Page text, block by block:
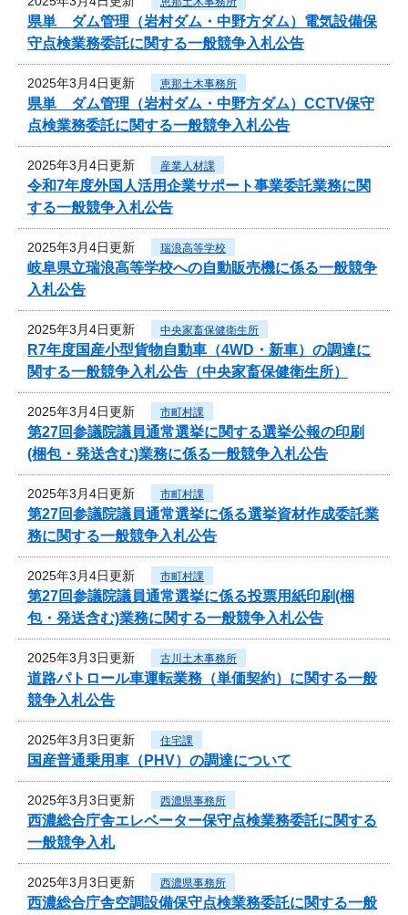
県単 ダム管理（岩村ダム・中野方ダム）電気設備保
守点検業務委託に関する一般競争入札公告
2025年3月4日更新 恵那土木事務所
県単 ダム管理（岩村ダム・中野方ダム）CCTV保守
点検業務委託に関する一般競争入札公告
2025年3月4日更新 産業人材課
令和7年度外国人活用企業サポート事業委託業務に関
する一般競争入札公告
2025年3月4日更新 瑞浪高等学校
岐阜県立瑞浪高等学校への自動販売機に係る一般競争
入札公告
2025年3月4日更新 中央家畜保健衛生所
R7年度国産小型貨物自動車（4WD・新車）の調達に
関する一般競争入札公告（中央家畜保健衛生所）
2025年3月4日更新 市町村課
第27回参議院議員通常選挙に関する選挙公報の印刷
(梱包・発送含む)業務に係る一般競争入札公告
2025年3月4日更新 市町村課
第27回参議院議員通常選挙に係る選挙資材作成委託業
務に関する一般競争入札公告
2025年3月4日更新 市町村課
第27回参議院議員通常選挙に係る投票用紙印刷(梱
包・発送含む)業務に関する一般競争入札公告
2025年3月3日更新 古川土木事務所
道路パトロール車運転業務（単価契約）に関する一般
競争入札公告
2025年3月3日更新 住宅課
国産普通乗用車（PHV）の調達について
2025年3月3日更新 西濃県事務所
西濃総合庁舎エレベーター保守点検業務委託に関する
一般競争入札
2025年3月3日更新 西濃県事務所
西濃総合庁舎空調設備保守点検業務委託に関する一般